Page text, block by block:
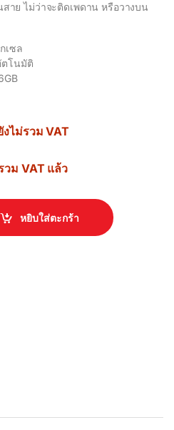
สาย ไม่ว่าจะติดเพดาน หรือวางบน
เซล
ตโนมัติ
ไม่รวม VAT
วม VAT แล้ว
3MP (BLACK) quantity
หยิบใส่ตะกร้า